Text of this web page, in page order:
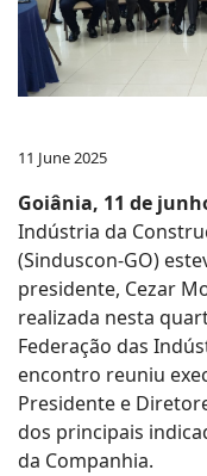
11 June 2025
Goiânia, 11 de
Indústria da
(Sinduscon-GO)
presidente, Cezar
realizada nesta
Federação das
encontro reuniu
Presidente e
dos principais
da Companhia.